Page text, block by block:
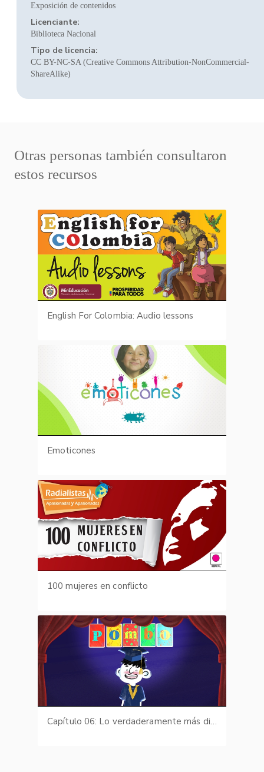
Exposición de contenidos
Licenciante:
Biblioteca Nacional
Tipo de licencia:
CC BY-NC-SA (Creative Commons Attribution-NonCommercial-
ShareAlike)
Otras personas también consultaron
estos recursos
English For Colombia: Audio lessons
Emoticones
100 mujeres en conflicto
Capítulo 06: Lo verdaderamente más difícil